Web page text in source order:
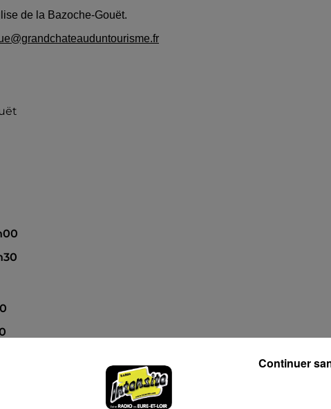
de la Bazoche-Gouët.
Continuer